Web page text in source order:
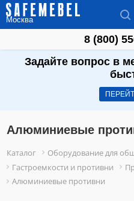
Москва
8 (800)
Задайте вопрос в
Алюминиевые
Каталог
Оборудование для
Гастроемкости и противни
Алюминиевые противни